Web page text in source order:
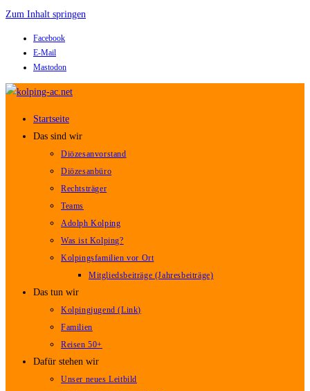
Zum Inhalt springen
Facebook
E-Mail
Mastodon
Startseite
Das sind wir
Diözesanvorstand
Diözesanbüro
Rechtsträger
Teams
Adolph Kolping
Was ist Kolping?
Kolpingsfamilien vor Ort
Mitgliedsbeiträge (Jahresbeiträge)
Das tun wir
Kolpingjugend (Link)
Familien
Reisen 50+
Dafür stehen wir
Unser neues Leitbild